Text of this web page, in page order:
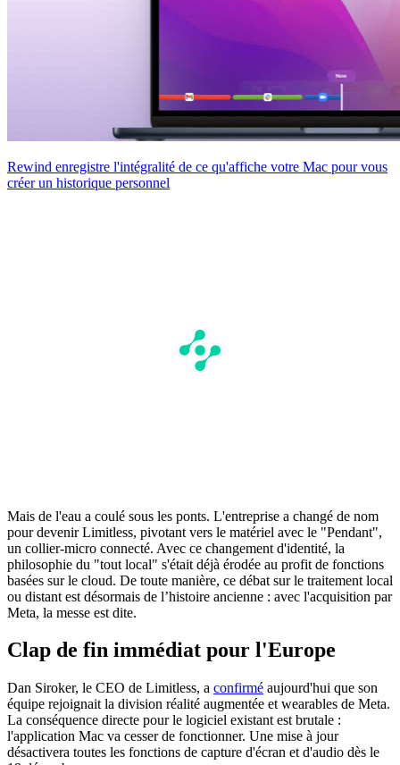
Rewind enregistre l'intégralité de ce qu'affiche votre Mac pour vous
créer un historique personnel
Mais de l'eau a coulé sous les ponts. L'entreprise a changé de nom
pour devenir Limitless, pivotant vers le matériel avec le "Pendant",
un collier-micro connecté. Avec ce changement d'identité, la
philosophie du "tout local" s'était déjà érodée au profit de fonctions
basées sur le cloud. De toute manière, ce débat sur le traitement local
ou distant est désormais de l’histoire ancienne : avec l'acquisition par
Meta, la messe est dite.
Clap de fin immédiat pour l'Europe
Dan Siroker, le CEO de Limitless, a confirmé aujourd'hui que son
équipe rejoignait la division réalité augmentée et wearables de Meta.
La conséquence directe pour le logiciel existant est brutale :
l'application Mac va cesser de fonctionner. Une mise à jour
désactivera toutes les fonctions de capture d'écran et d'audio dès le